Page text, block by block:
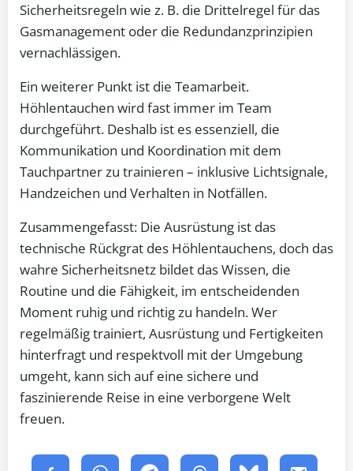
Sicherheitsregeln wie z. B. die Drittelregel für das
Gasmanagement oder die Redundanzprinzipien
vernachlässigen.
Ein weiterer Punkt ist die Teamarbeit.
Höhlentauchen wird fast immer im Team
durchgeführt. Deshalb ist es essenziell, die
Kommunikation und Koordination mit dem
Tauchpartner zu trainieren – inklusive Lichtsignale,
Handzeichen und Verhalten in Notfällen.
Zusammengefasst: Die Ausrüstung ist das
technische Rückgrat des Höhlentauchens, doch das
wahre Sicherheitsnetz bildet das Wissen, die
Routine und die Fähigkeit, im entscheidenden
Moment ruhig und richtig zu handeln. Wer
regelmäßig trainiert, Ausrüstung und Fertigkeiten
hinterfragt und respektvoll mit der Umgebung
umgeht, kann sich auf eine sichere und
faszinierende Reise in eine verborgene Welt
freuen.